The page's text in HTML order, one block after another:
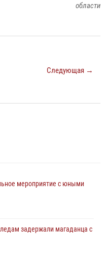
области
Следующая →
мероприятие с юными
задержали магаданца с